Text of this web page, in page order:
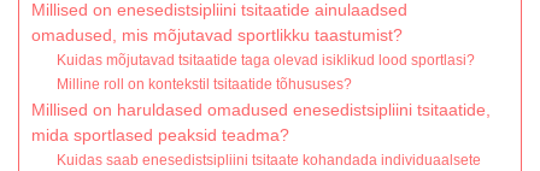
Millised on enesedistsipliini tsitaatide ainulaadsed
omadused, mis mõjutavad sportlikku taastumist?
Kuidas mõjutavad tsitaatide taga olevad isiklikud lood sportlasi?
Milline roll on kontekstil tsitaatide tõhususes?
Millised on haruldased omadused enesedistsipliini tsitaatide,
mida sportlased peaksid teadma?
Kuidas saab enesedistsipliini tsitaate kohandada individuaalsete